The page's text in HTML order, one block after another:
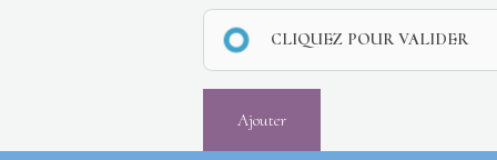
CLIQUEZ POUR VALIDER
Ajouter